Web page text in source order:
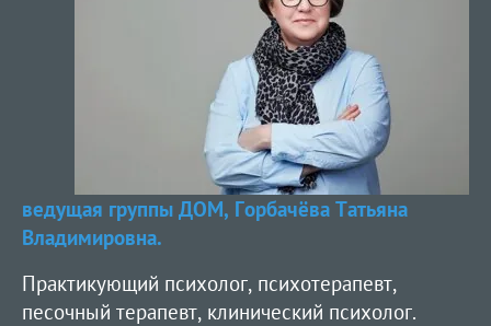
ведущая группы ДОМ, Горбачёва Татьяна
Владимировна.
Практикующий психолог, психотерапевт,
песочный терапевт, клинический психолог.